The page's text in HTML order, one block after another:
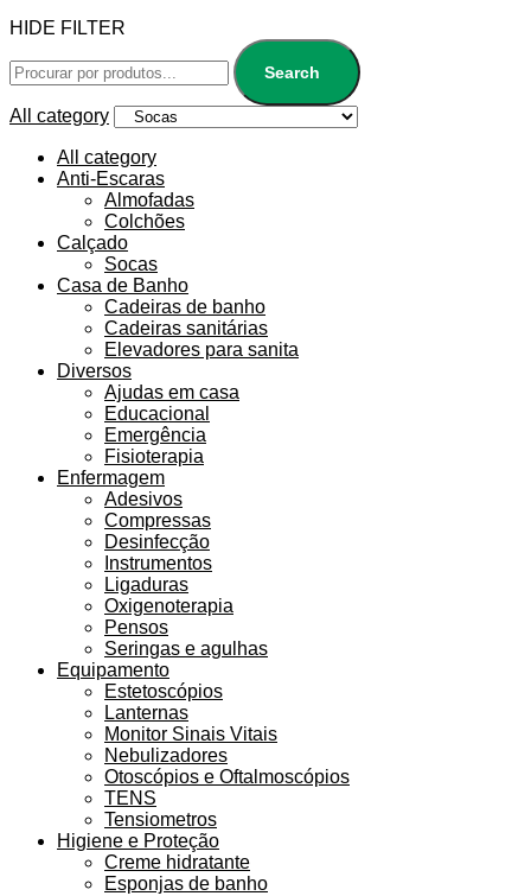
HIDE FILTER
Search
All category
All category
Anti-Escaras
Almofadas
Colchões
Calçado
Socas
Casa de Banho
Cadeiras de banho
Cadeiras sanitárias
Elevadores para sanita
Diversos
Ajudas em casa
Educacional
Emergência
Fisioterapia
Enfermagem
Adesivos
Compressas
Desinfecção
Instrumentos
Ligaduras
Oxigenoterapia
Pensos
Seringas e agulhas
Equipamento
Estetoscópios
Lanternas
Monitor Sinais Vitais
Nebulizadores
Otoscópios e Oftalmoscópios
TENS
Tensiometros
Higiene e Proteção
Creme hidratante
Esponjas de banho